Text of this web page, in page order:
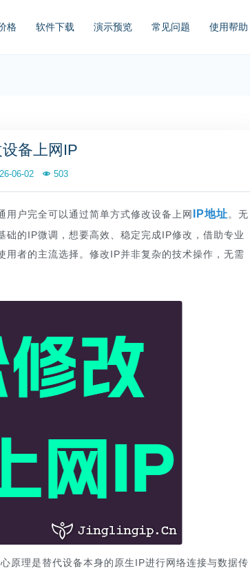
格 软件下载 演示预览 常见问题 使用帮助
备上网IP
06-02 503
户完全可以通过简单方式修改设备上网 IP地址。无
的IP微调，想要高效、稳定完成IP修改，借助专业
者的主流选择。修改IP并非复杂的技术操作，无需
原理是替代设备本身的原生IP进行网络连接与数据传